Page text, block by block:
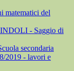
del
- Saggio di
secondaria
2019 - lavori e